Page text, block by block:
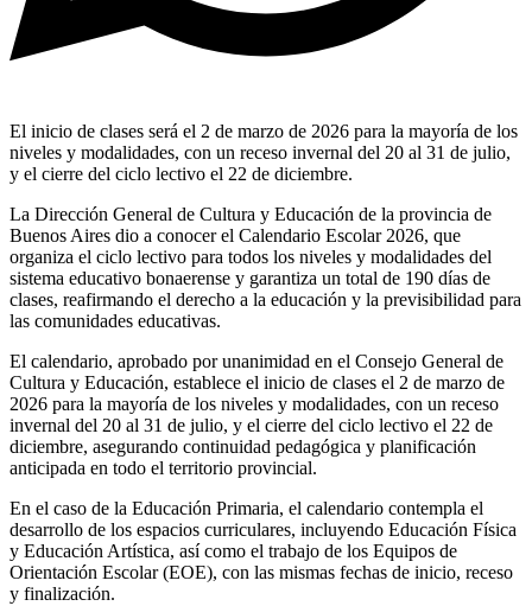
El inicio de clases será el 2 de marzo de 2026 para la mayoría de los
niveles y modalidades, con un receso invernal del 20 al 31 de julio,
y el cierre del ciclo lectivo el 22 de diciembre.
La Dirección General de Cultura y Educación de la provincia de
Buenos Aires dio a conocer el Calendario Escolar 2026, que
organiza el ciclo lectivo para todos los niveles y modalidades del
sistema educativo bonaerense y garantiza un total de 190 días de
clases, reafirmando el derecho a la educación y la previsibilidad para
las comunidades educativas.
El calendario, aprobado por unanimidad en el Consejo General de
Cultura y Educación, establece el inicio de clases el 2 de marzo de
2026 para la mayoría de los niveles y modalidades, con un receso
invernal del 20 al 31 de julio, y el cierre del ciclo lectivo el 22 de
diciembre, asegurando continuidad pedagógica y planificación
anticipada en todo el territorio provincial.
En el caso de la Educación Primaria, el calendario contempla el
desarrollo de los espacios curriculares, incluyendo Educación Física
y Educación Artística, así como el trabajo de los Equipos de
Orientación Escolar (EOE), con las mismas fechas de inicio, receso
y finalización.